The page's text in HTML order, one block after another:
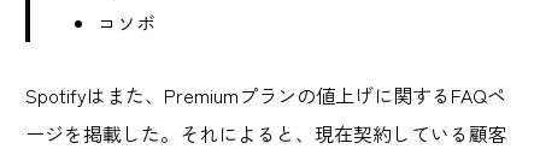
コソボ
Spotifyはまた、Premiumプランの値上げに関するFAQペ
ージを掲載した。それによると、現在契約している顧客